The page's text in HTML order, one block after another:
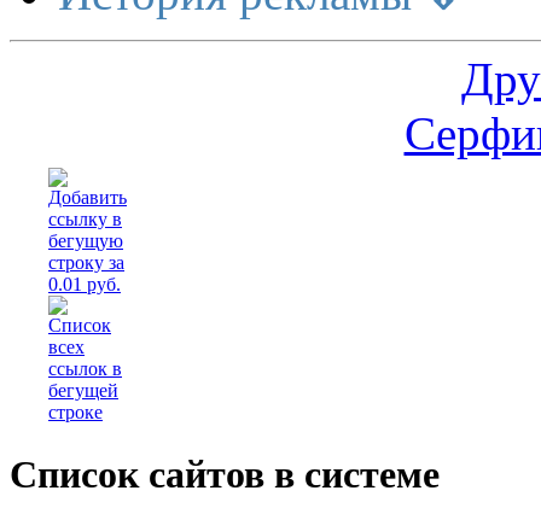
Список сайтов в системе